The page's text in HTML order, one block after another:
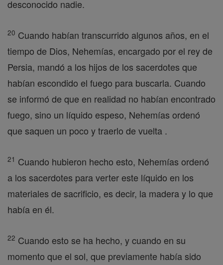
desconocido nadie.
20 Cuando habían transcurrido algunos años, en el
tiempo de Dios, Nehemías, encargado por el rey de
Persia, mandó a los hijos de los sacerdotes que
habían escondido el fuego para buscarla. Cuando
se informó de que en realidad no habían encontrado
fuego, sino un líquido espeso, Nehemías ordenó
que saquen un poco y traerlo de vuelta .
21 Cuando hubieron hecho esto, Nehemías ordenó
a los sacerdotes para verter este líquido en los
materiales de sacrificio, es decir, la madera y lo que
había en él.
22 Cuando esto se ha hecho, y cuando en su
momento que el sol, que previamente había sido